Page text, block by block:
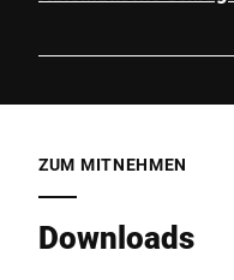
ZUM MITNEHMEN
Downloads